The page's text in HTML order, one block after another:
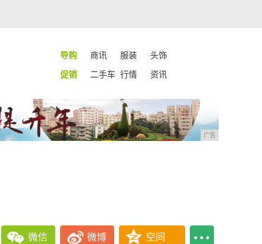
导购 商讯 服装
头饰
促销 二手车 行情 资讯
广告
微信 微博 空间